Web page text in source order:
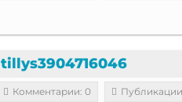
tillys3904716046
Комментарии: 0